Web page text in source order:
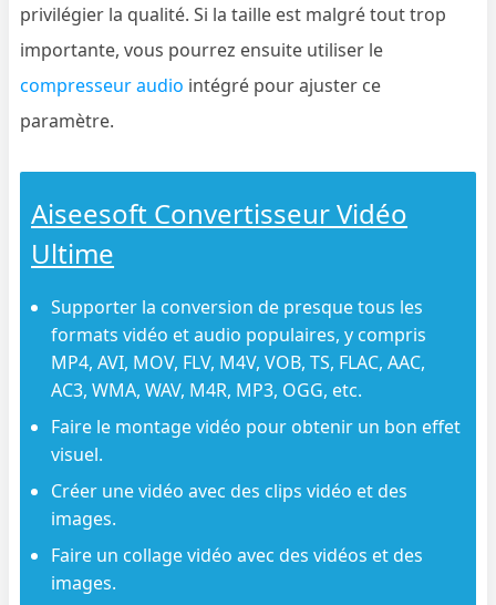
privilégier la qualité. Si la taille est malgré tout trop
importante, vous pourrez ensuite utiliser le
compresseur audio intégré pour ajuster ce
paramètre.
Aiseesoft Convertisseur Vidéo
Ultime
Supporter la conversion de presque tous les
formats vidéo et audio populaires, y compris
MP4, AVI, MOV, FLV, M4V, VOB, TS, FLAC, AAC,
AC3, WMA, WAV, M4R, MP3, OGG, etc.
Faire le montage vidéo pour obtenir un bon effet
visuel.
Créer une vidéo avec des clips vidéo et des
images.
Faire un collage vidéo avec des vidéos et des
images.